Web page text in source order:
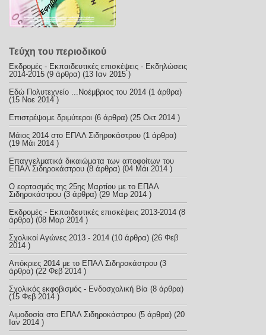
Τεύχη του περιοδικού
Εκδρομές - Εκπαιδευτικές επισκέψεις - Εκδηλώσεις
2014-2015 (9 άρθρα) (13 Ιαν 2015 )
Εδώ Πολυτεχνείο ...Νοέμβριος του 2014 (1 άρθρα)
(15 Νοε 2014 )
Επιστρέψαμε δριμύτεροι (6 άρθρα) (25 Οκτ 2014 )
Μάιος 2014 στο ΕΠΑΛ Σιδηροκάστρου (1 άρθρα)
(19 Μάι 2014 )
Επαγγελματικά δικαιώματα των αποφοίτων του
ΕΠΑΛ Σιδηροκάστρου (8 άρθρα) (04 Μάι 2014 )
Ο εορτασμός της 25ης Μαρτίου με το ΕΠΑΛ
Σιδηροκάστρου (3 άρθρα) (29 Μαρ 2014 )
Εκδρομές - Εκπαιδευτικές επισκέψεις 2013-2014 (8
άρθρα) (08 Μαρ 2014 )
Σχολικοί Αγώνες 2013 - 2014 (10 άρθρα) (26 Φεβ
2014 )
Απόκριες 2014 με το ΕΠΑΛ Σιδηροκάστρου (3
άρθρα) (22 Φεβ 2014 )
Σχολικός εκφοβισμός - Ενδοσχολική Βία (8 άρθρα)
(15 Φεβ 2014 )
Αιμοδοσία στο ΕΠΑΛ Σιδηροκάστρου (5 άρθρα) (20
Ιαν 2014 )